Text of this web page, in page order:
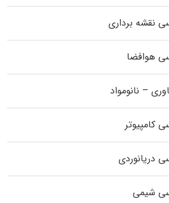
نقشه برداری
هوافضا
– نانومواد
کامپیوتر
دریانوردی
شیمی